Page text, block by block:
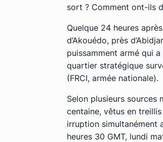
sort ? Comment ont-ils
Quelque 24 heures
d’Akouédo, près
puissamment armé qui
quartier stratégique
(FRCI, armée nationale).
Selon plusieurs sources
centaine, vêtus en
irruption simultanément
heures 30 GMT, lundi